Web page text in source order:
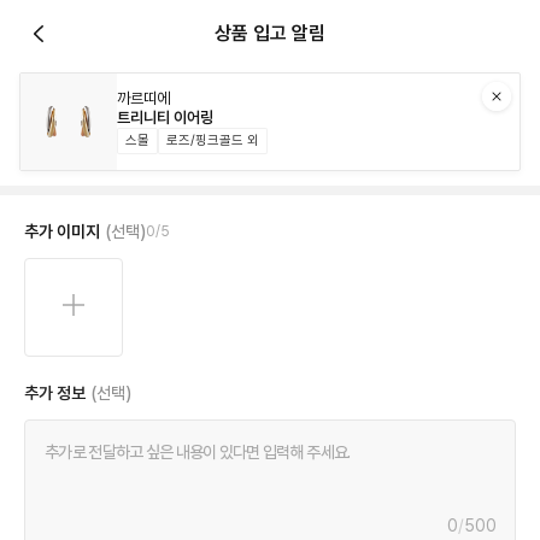
상품 입고 알림
까르띠에
트리니티 이어링
스몰 로즈/핑크골드 외
추가 이미지 (선택)0/5
추가 정보 (선택)
0/500